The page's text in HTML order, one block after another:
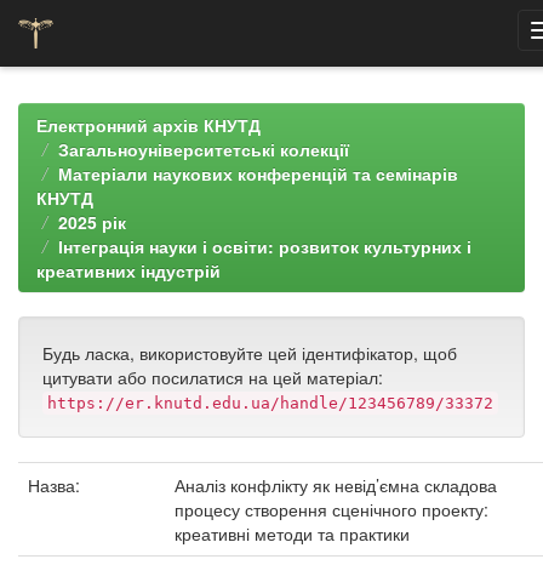
navigationЕлектронний архів КНУТД
Загальноуніверситетські колекції
Матеріали наукових конференцій та семінарів
КНУТД
2025 рік
Інтеграція науки і освіти: розвиток культурних і
креативних індустрій
Будь ласка, використовуйте цей ідентифікатор, щоб
цитувати або посилатися на цей матеріал:
https://er.knutd.edu.ua/handle/123456789/33372
Назва:
Аналіз конфлікту як невід’ємна складова
процесу створення сценічного проекту:
креативні методи та практики